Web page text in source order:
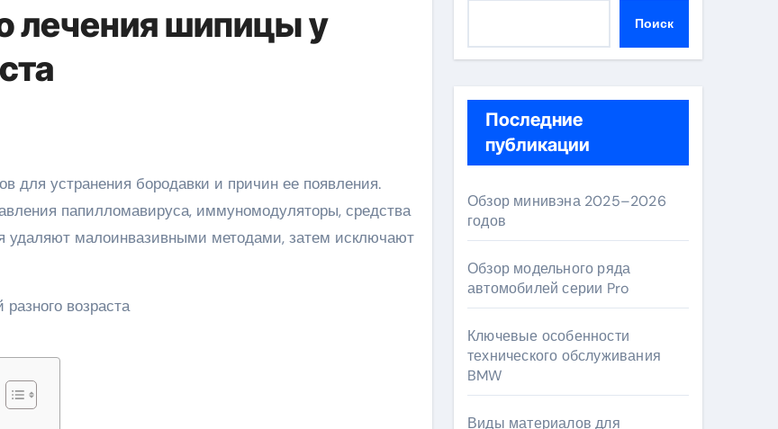
лечения шипицы у
папилломавируса, иммуномодуляторы, средства
удаляют малоинвазивными методами, затем исключают
Поиск
Последние
публикации
Обзор минивэна 2025–2026
годов
Обзор модельного ряда
автомобилей серии Pro
Ключевые особенности
технического обслуживания
BMW
Виды материалов для